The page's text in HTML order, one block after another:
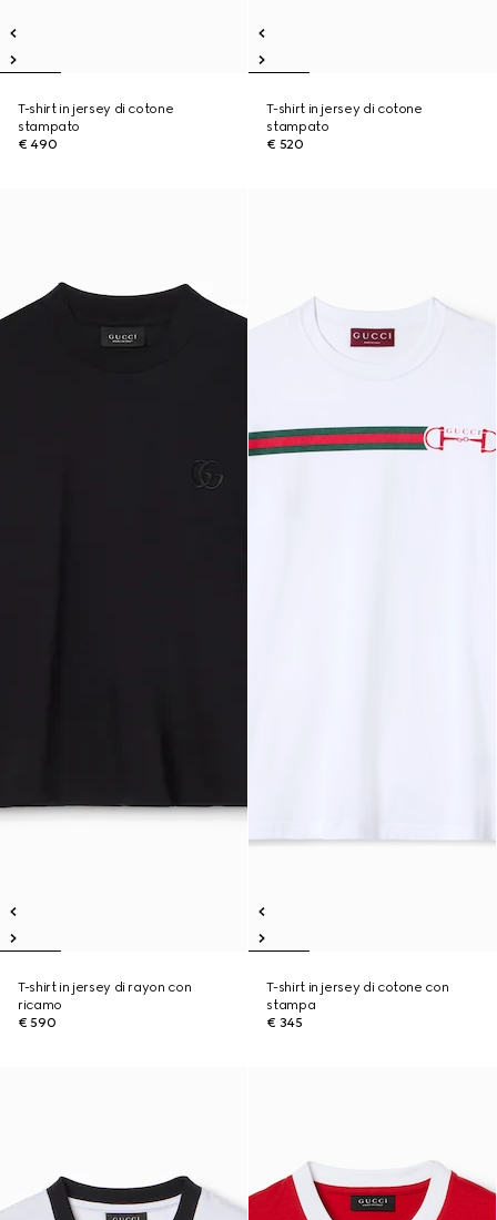
T-shirt in jersey di cotone
stampato
€ 490
T-shirt in jersey di cotone
stampato
€ 520
T-shirt in jersey di rayon con
ricamo
€ 590
T-shirt in jersey di cotone con
stampa
€ 345